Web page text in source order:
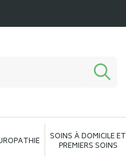
SOINS À DOMICILE ET
PREMIERS SOINS